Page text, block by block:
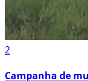
2
Campanha de